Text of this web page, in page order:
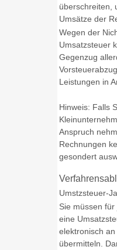
überschreiten,
Umsätze der
Wegen der
Umsatzsteuer
Gegenzug
Leistungen in
Hinweis: Falls
Anspruch
Rechnungen
gesondert
Umstzsteuer-
Sie müssen
eine
elektronisch
übermitteln.